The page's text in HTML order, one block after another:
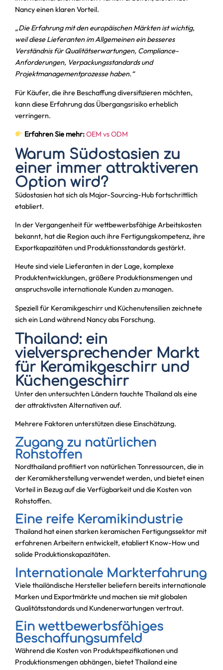
Nancy einen klaren Vorteil.
„Die Erfahrung mit den europäischen Märkten ist wichtig,
weil diese Lieferanten im Allgemeinen ein besseres
Verständnis für Qualitätserwartungen, Compliance-
Anforderungen, Verpackungsstandards und
Projektmanagementprozesse haben.“
Für Käufer, die ihre Beschaffung diversifizieren möchten,
kann diese Erfahrung das Übergangsrisiko erheblich
verringern.
Erfahren Sie mehr:OEM vs ODM
Warum Südostasien zu
einer immer attraktiveren
Option wird?
Südostasien hat sich als Major-Sourcing-Hub fortschrittlich
etabliert.
In der Vergangenheit für wettbewerbsfähige Arbeitskosten
bekannt, hat die Region auch ihre Fertigungskompetenz, ihre
Exportkapazitäten und Produktionsstandards gestärkt.
Heute sind viele Lieferanten in der Lage, komplexe
Produktentwicklungen, größere Produktionsmengen und
anspruchsvolle internationale Kunden zu managen.
Speziell für Keramikgeschirr und Küchenutensilien zeichnete
sich ein Land während Nancy abs Forschung.
Thailand: ein
vielversprechender Markt
für Keramikgeschirr und
Küchengeschirr
Unter den untersuchten Ländern tauchte Thailand als eine
der attraktivsten Alternativen auf.
Mehrere Faktoren unterstützen diese Einschätzung.
Zugang zu natürlichen
Rohstoffen
Nordthailand profitiert von natürlichen Tonressourcen, die in
der Keramikherstellung verwendet werden, und bietet einen
Vorteil in Bezug auf die Verfügbarkeit und die Kosten von
Rohstoffen.
Eine reife Keramikindustrie
Thailand hat einen starken keramischen Fertigungssektor mit
erfahrenen Arbeitern entwickelt, etabliert Know-Howund
solide Produktionskapazitäten.
Internationale Markterfahrung
Viele thailändische Hersteller beliefern bereits internationale
Marken und Exportmärkte und machen sie mit globalen
Qualitätsstandards und Kundenerwartungen vertraut.
Ein wettbewerbsfähiges
Beschaffungsumfeld
Während die Kosten von Produktspezifikationen und
Produktionsmengen abhängen, bietet Thailand eine